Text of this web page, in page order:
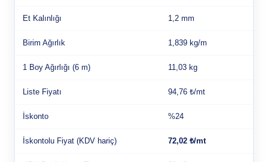
Et Kalınlığı 1,2 mm
Birim Ağırlık 1,839 kg/m
1 Boy Ağırlığı (6 m) 11,03 kg
Liste Fiyatı 94,76 ₺/mt
İskonto %24
İskontolu Fiyat (KDV hariç) 72,02 ₺/mt